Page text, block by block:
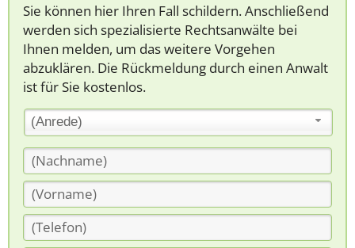
Sie können hier Ihren Fall schildern. Anschließend
werden sich spezialisierte Rechtsanwälte bei
Ihnen melden, um das weitere Vorgehen
abzuklären. Die Rückmeldung durch einen Anwalt
ist für Sie kostenlos.
(Anrede)